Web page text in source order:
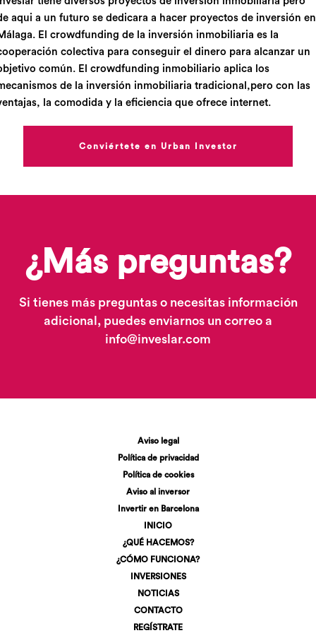
aqui a un futuro se dedicara a hacer proyectos de inversión en
El crowdfunding de la inversión inmobiliaria es la
colectiva para conseguir el dinero para alcanzar un
común. El crowdfunding inmobiliario aplica los
de la inversión inmobiliaria tradicional,pero con las
la comodida y la eficiencia que ofrece internet.
Conviértete en Urban Investor
¿Más preguntas?
Si tienes más preguntas o necesitas información
adicional, puedes enviarnos un correo a
info@inveslar.com
Aviso legal
Política de privacidad
Política de cookies
Aviso al inversor
Invertir en Barcelona
INICIO
¿QUÉ HACEMOS?
¿CÓMO FUNCIONA?
INVERSIONES
NOTICIAS
CONTACTO
REGÍSTRATE